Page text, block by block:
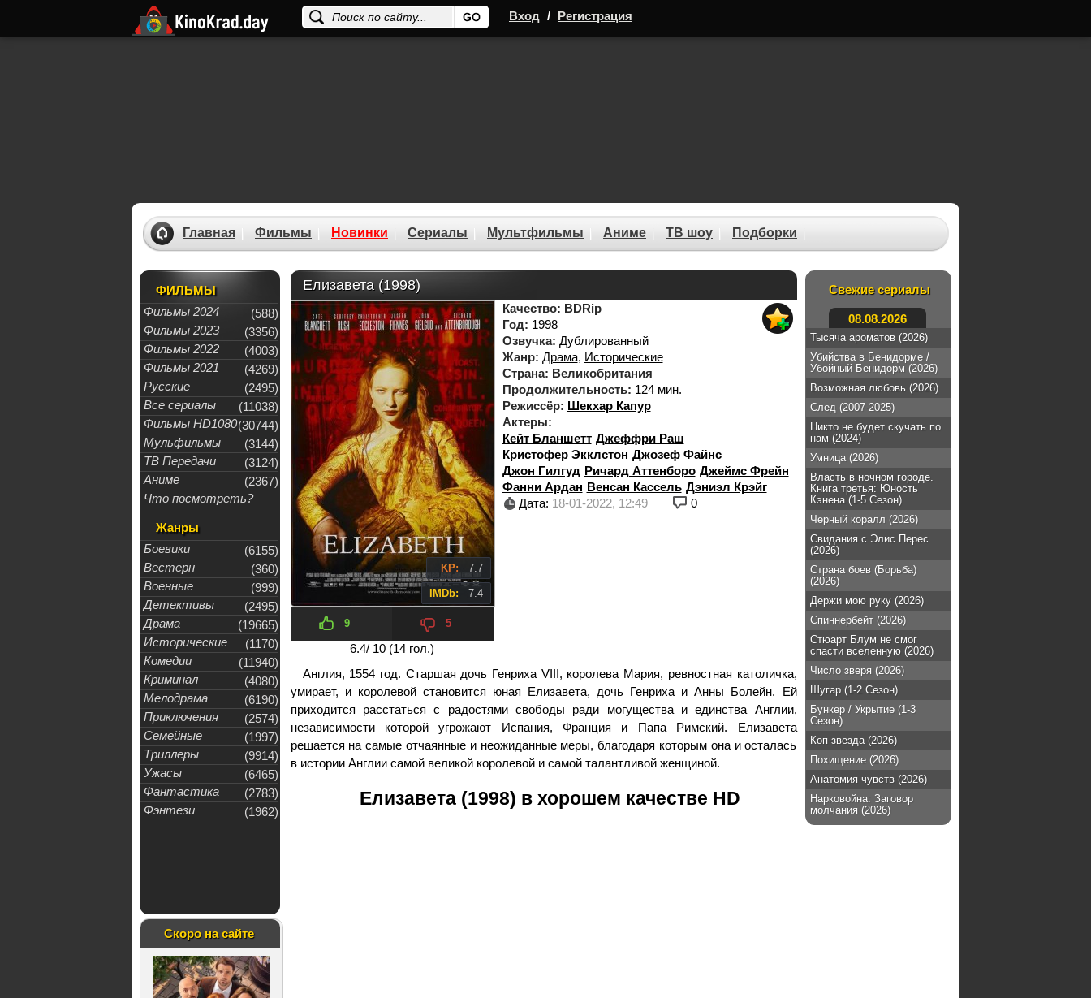
Вход / Регистрация
Главная Фильмы Новинки Сериалы Мультфильмы Аниме ТВ шоу Подборки
ФИЛЬМЫ
Фильмы 2024
(588)
Фильмы 2023
(3356)
Фильмы 2022
(4003)
Фильмы 2021
(4269)
Русские
(2495)
Все сериалы
(11038)
Фильмы HD1080(30744)
Мульфильмы
(3144)
ТВ Передачи
(3124)
Аниме
(2367)
Что посмотреть?
Жанры
Боевики
(6155)
Вестерн
(360)
Военные
(999)
Детективы
(2495)
Драма
(19665)
Исторические
(1170)
Комедии
(11940)
Криминал
(4080)
Мелодрама
(6190)
Приключения
(2574)
Семейные
(1997)
Триллеры
(9914)
Ужасы
(6465)
Фантастика
(2783)
Фэнтези
(1962)
Скоро на сайте
Свежие сериалы
08.08.2026
Тысяча ароматов (2026)
Убийства в Бенидорме /
Убойный Бенидорм (2026)
Возможная любовь (2026)
След (2007-2025)
Никто не будет скучать по
нам (2024)
Умница (2026)
Власть в ночном городе.
Книга третья: Юность
Кэнена (1-5 Сезон)
Черный коралл (2026)
Свидания с Элис Перес
(2026)
Страна боев (Борьба)
(2026)
Держи мою руку (2026)
Спиннербейт (2026)
Стюарт Блум не смог
спасти вселенную (2026)
Число зверя (2026)
Шугар (1-2 Сезон)
Бункер / Укрытие (1-3
Сезон)
Коп-звезда (2026)
Похищение (2026)
Анатомия чувств (2026)
Нарковойна: Заговор
молчания (2026)
Елизавета (1998)
KP: 7.7
IMDb: 7.4
9 5
6.4/ 10 (14гол.)
Качество: BDRip
Год: 1998
Озвучка: Дублированный
Жанр: Драма, Исторические
Страна: Великобритания
Продолжительность: 124 мин.
Режиссёр: Шекхар Капур
Актеры:
Кейт Бланшетт Джеффри Раш
Кристофер Экклстон Джозеф Файнс
Джон Гилгуд Ричард Аттенборо Джеймс Фрейн
Фанни Ардан Венсан Кассель Дэниэл Крэйг
Дата: 18-01-2022, 12:49 0
Англия, 1554 год. Старшая дочь Генриха VIII, королева Мария, ревностная католичка,
умирает, и королевой становится юная Елизавета, дочь Генриха и Анны Болейн. Ей
приходится расстаться с радостями свободы ради могущества и единства Англии,
независимости которой угрожают Испания, Франция и Папа Римский. Елизавета
решается на самые отчаянные и неожиданные меры, благодаря которым она и осталась
в истории Англии самой великой королевой и самой талантливой женщиной.
Елизавета (1998) в хорошем качестве HD